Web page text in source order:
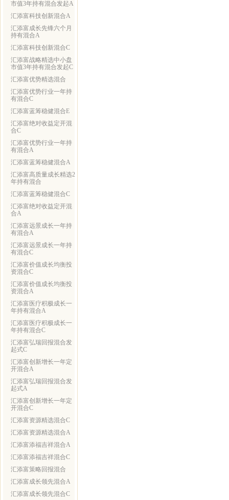
市值3年持有混合发起A
汇添富科技创新混合A
汇添富成长先锋六个月
持有混合A
汇添富科技创新混合C
汇添富战略精选中小盘
市值3年持有混合发起C
汇添富优势精选混合
汇添富优势行业一年持
有混合C
汇添富蓝筹稳健混合E
汇添富绝对收益定开混
合C
汇添富优势行业一年持
有混合A
汇添富蓝筹稳健混合A
汇添富高质量成长精选2
年持有混合
汇添富蓝筹稳健混合C
汇添富绝对收益定开混
合A
汇添富远景成长一年持
有混合A
汇添富远景成长一年持
有混合C
汇添富价值成长均衡投
资混合C
汇添富价值成长均衡投
资混合A
汇添富医疗积极成长一
年持有混合A
汇添富医疗积极成长一
年持有混合C
汇添富弘瑞回报混合发
起式C
汇添富创新增长一年定
开混合A
汇添富弘瑞回报混合发
起式A
汇添富创新增长一年定
开混合C
汇添富资源精选混合C
汇添富资源精选混合A
汇添富添福吉祥混合A
汇添富添福吉祥混合C
汇添富策略回报混合
汇添富成长领先混合A
汇添富成长领先混合C